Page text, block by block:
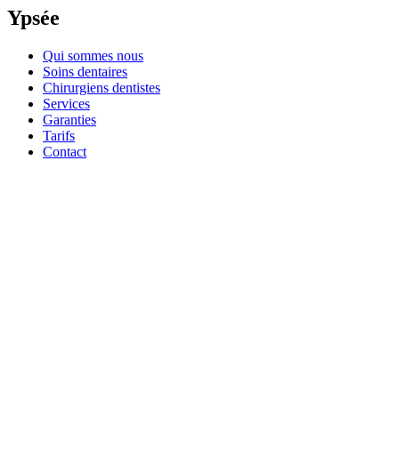
Ypsée
Qui sommes nous
Soins dentaires
Chirurgiens dentistes
Services
Garanties
Tarifs
Contact